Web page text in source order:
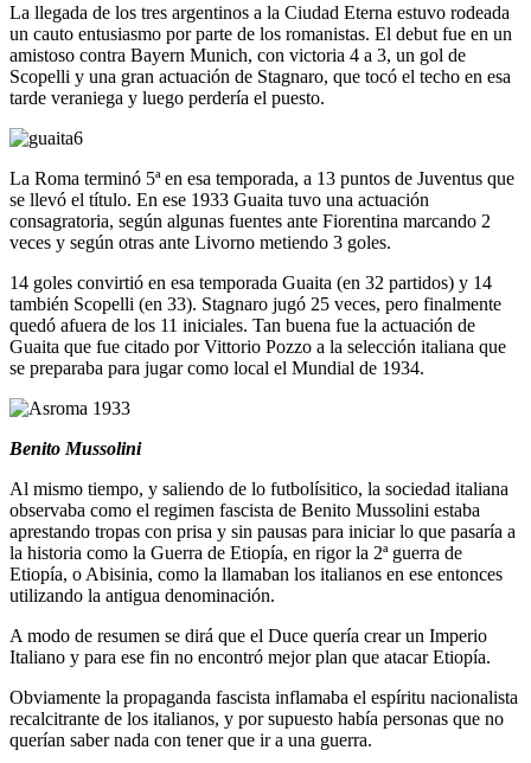
La llegada de los tres argentinos a la Ciudad Eterna estuvo rodeada
un cauto entusiasmo por parte de los romanistas. El debut fue en un
amistoso contra Bayern Munich, con victoria 4 a 3, un gol de
Scopelli y una gran actuación de Stagnaro, que tocó el techo en esa
tarde veraniega y luego perdería el puesto.
La Roma terminó 5ª en esa temporada, a 13 puntos de Juventus que
se llevó el título. En ese 1933 Guaita tuvo una actuación
consagratoria, según algunas fuentes ante Fiorentina marcando 2
veces y según otras ante Livorno metiendo 3 goles.
14 goles convirtió en esa temporada Guaita (en 32 partidos) y 14
también Scopelli (en 33). Stagnaro jugó 25 veces, pero finalmente
quedó afuera de los 11 iniciales. Tan buena fue la actuación de
Guaita que fue citado por Vittorio Pozzo a la selección italiana que
se preparaba para jugar como local el Mundial de 1934.
Benito Mussolini
Al mismo tiempo, y saliendo de lo futbolísitico, la sociedad italiana
observaba como el regimen fascista de Benito Mussolini estaba
aprestando tropas con prisa y sin pausas para iniciar lo que pasaría a
la historia como la Guerra de Etiopía, en rigor la 2ª guerra de
Etiopía, o Abisinia, como la llamaban los italianos en ese entonces
utilizando la antigua denominación.
A modo de resumen se dirá que el Duce quería crear un Imperio
Italiano y para ese fin no encontró mejor plan que atacar Etiopía.
Obviamente la propaganda fascista inflamaba el espíritu nacionalista
recalcitrante de los italianos, y por supuesto había personas que no
querían saber nada con tener que ir a una guerra.